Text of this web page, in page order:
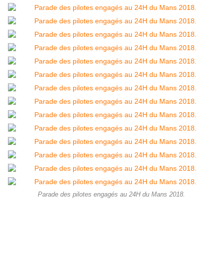
Parade des pilotes engagés au 24H du Mans 2018.